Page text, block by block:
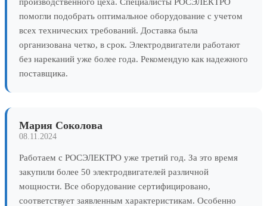
помогли подобрать оптимальное оборудование с учетом
всех технических требований. Доставка была
организована четко, в срок. Электродвигатели работают
без нареканий уже более года. Рекомендую как надежного
поставщика.
Мария Соколова
08.11.2024
Работаем с РОСЭЛЕКТРО уже третий год. За это время
закупили более 50 электродвигателей различной
мощности. Все оборудование сертифицировано,
соответствует заявленным характеристикам. Особенно